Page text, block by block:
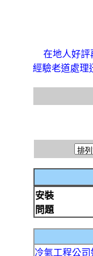
在地人好評
經驗老道處理
安裝
問題
冷氣工程公